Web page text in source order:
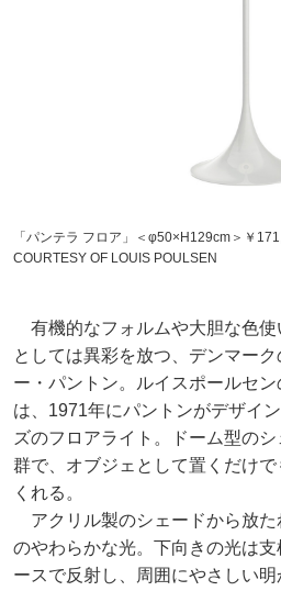
「パンテラ フロア」＜φ50×H129cm＞￥
COURTESY OF LOUIS POULSEN
有機的なフォルムや大胆な色使
としては異彩を放つ、デンマー
ー・パントン。ルイスポールセン
は、1971年にパントンがデザイ
ズのフロアライト。ドーム型の
群で、オブジェとして置くだけ
くれる。
アクリル製のシェードから放た
のやわらかな光。下向きの光は
ースで反射し、周囲にやさしい明